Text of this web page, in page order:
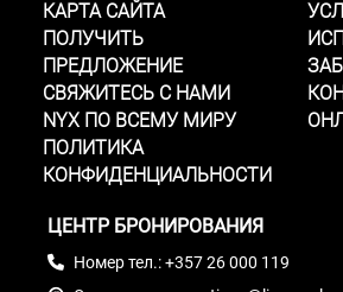
КАРТА САЙТА
ПОЛУЧИТЬ
ПРЕДЛОЖЕНИЕ
СВЯЖИТЕСЬ С НАМИ
NYX ПО ВСЕМУ МИРУ
ПОЛИТИКА
КОНФИДЕНЦИАЛЬНОСТИ
ЦЕНТР БРОНИРОВАНИЯ
Номер тел.:+357 26 000 119